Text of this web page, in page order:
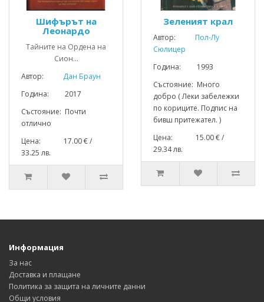
Шифърът на
Леонардо
Тайните на Ордена на
Сион...
Автор:
Дан Браун
Година: 2017
Състояние: Почти
отлично
Цена: 17.00 € /
33.25 лв.
Зеленият крал
Автор:
Пол-Лу
Сюлицер
Година: 1993
Състояние: Много
добро ( Леки забележки
по кориците. Подпис на
бивш притежател. )
Цена: 15.00 € /
29.34 лв.
Информация
За нас
Доставка и плащане
Политика за защита на личните данни
Общи условия